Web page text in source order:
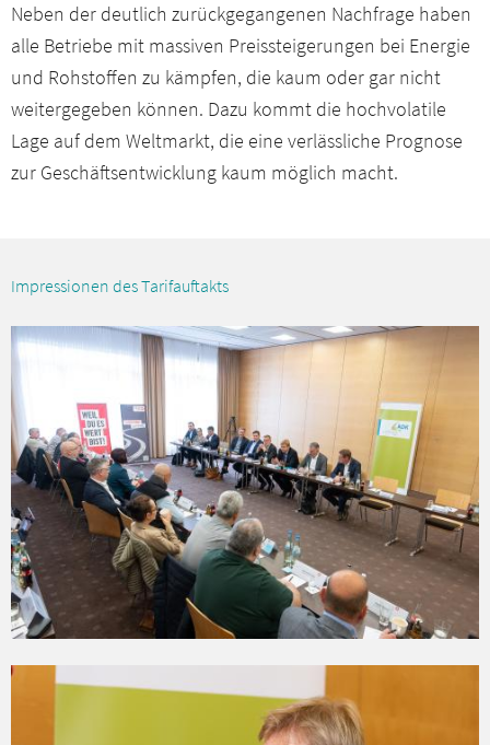
Neben der deutlich zurückgegangenen Nachfrage haben
alle Betriebe mit massiven Preissteigerungen bei Energie
und Rohstoffen zu kämpfen, die kaum oder gar nicht
weitergegeben können. Dazu kommt die hochvolatile
Lage auf dem Weltmarkt, die eine verlässliche Prognose
zur Geschäftsentwicklung kaum möglich macht.
Impressionen des Tarifauftakts